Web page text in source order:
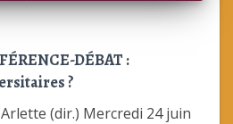
DÉBAT :
?
(dir.) Mercredi 24 juin